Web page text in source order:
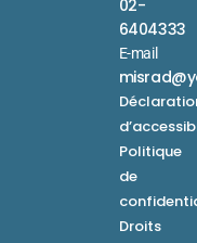
02-
6404333
E-mail
Politique
de
Droits